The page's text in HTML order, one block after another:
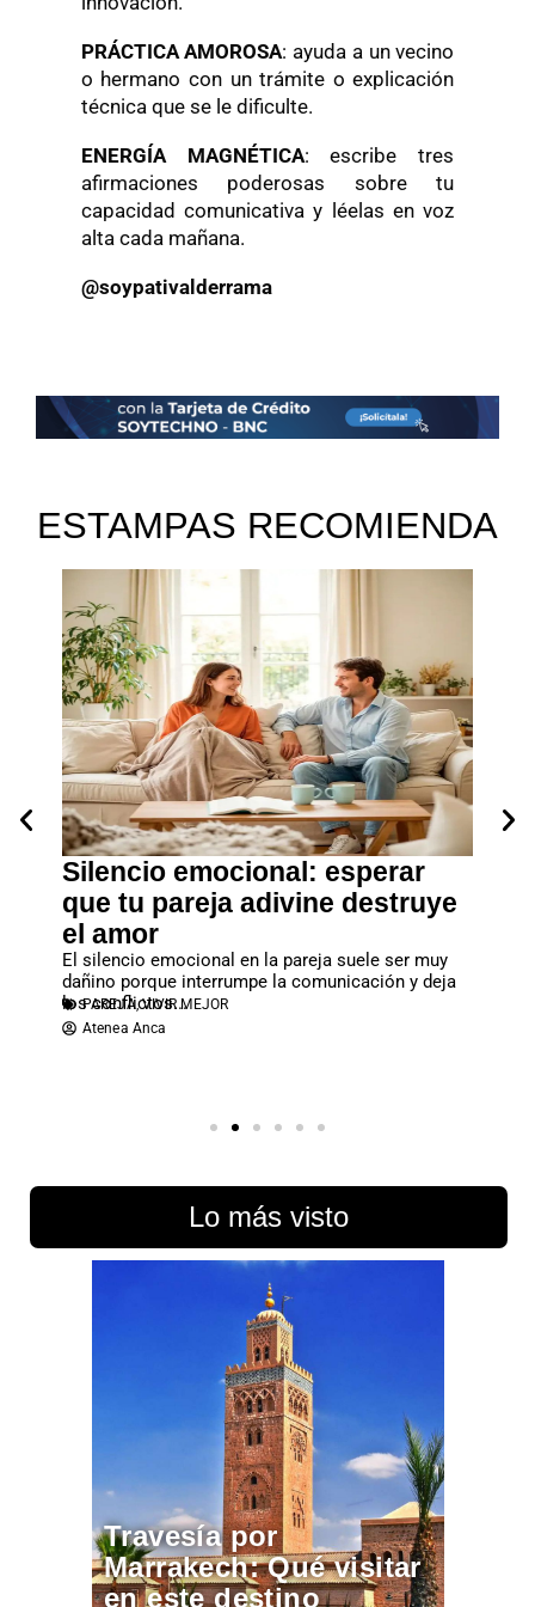
PRÁCTICA AMOROSA: ayuda a un vecino
o hermano con un trámite o explicación
técnica que se le dificulte.
ENERGÍA MAGNÉTICA: escribe tres
afirmaciones poderosas sobre tu
capacidad comunicativa y léelas en voz
alta cada mañana.
@soypativalderrama
ESTAMPAS RECOMIENDA
Silencio emocional: esperar
que tu pareja adivine destruye
el amor
El silencio emocional en la pareja suele ser muy
dañino porque interrumpe la comunicación y deja
los conflictos...
PAREJA,VIVIR MEJOR
Atenea Anca
Lo más visto
Travesía por
Marrakech: Qué visitar
en este destino